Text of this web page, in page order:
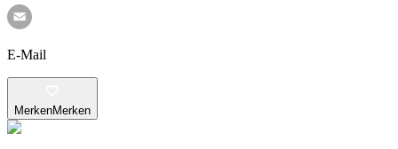
E-Mail
MerkenMerken